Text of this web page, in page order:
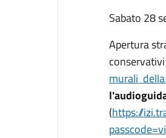
Sabato 28
Apertura
murali
(https://